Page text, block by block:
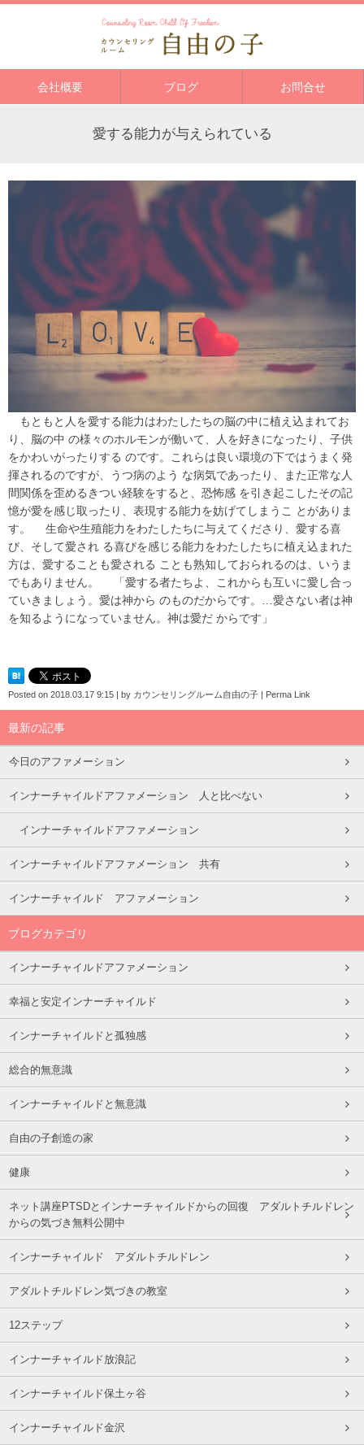
会社概要 ブログ お問合せ
愛する能力が与えられている
もともと人を愛する能力はわたしたちの脳の中に植え込まれてお
り、脳の中 の様々のホルモンが働いて、人を好きになったり、子供
をかわいがったりする のです。これらは良い環境の下ではうまく発
揮されるのですが、うつ病のよう な病気であったり、また正常な人
間関係を歪めるきつい経験をすると、恐怖感 を引き起こしたその記
憶が愛を感じ取ったり、表現する能力を妨げてしまうこ とがありま
す。 生命や生殖能力をわたしたちに与えてくださり、愛する喜
び、そして愛され る喜びを感じる能力をわたしたちに植え込まれた
方は、愛することも愛される ことも熟知しておられるのは、いうま
でもありません。 「愛する者たちよ、これからも互いに愛し合っ
ていきましょう。愛は神から のものだからです。…愛さない者は神
を知るようになっていません。神は愛だ からです」
Posted on 2018.03.17 9:15 by カウンセリングルーム自由の子 Perma Link
最新の記事
今日のアファメーション
インナーチャイルドアファメーション 人と比べない
インナーチャイルドアファメーション
インナーチャイルドアファメーション 共有
インナーチャイルド アファメーション
ブログカテゴリ
インナーチャイルドアファメーション
幸福と安定インナーチャイルド
インナーチャイルドと孤独感
総合的無意識
インナーチャイルドと無意識
自由の子創造の家
健康
ネット講座PTSDとインナーチャイルドからの回復 アダルトチルドレン
からの気づき無料公開中
インナーチャイルド アダルトチルドレン
アダルトチルドレン気づきの教室
12ステップ
インナーチャイルド放浪記
インナーチャイルド保土ヶ谷
インナーチャイルド金沢